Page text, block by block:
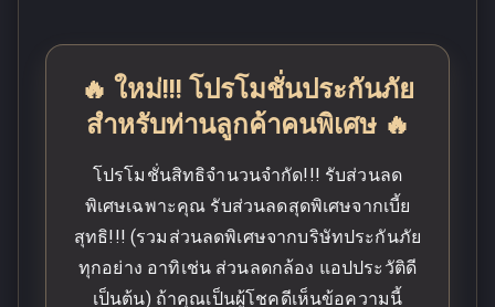
🔥 ใหม่!!! โปรโมชั่นประกันภัย
สำหรับท่านลูกค้าคนพิเศษ 🔥
โปรโมชั่นสิทธิจำนวนจำกัด!!! รับส่วนลด
พิเศษเฉพาะคุณ รับส่วนลดสุดพิเศษจากเบี้ย
สุทธิ!!! (รวมส่วนลดพิเศษจากบริษัทประกันภัย
ทุกอย่าง อาทิเช่น ส่วนลดกล้อง แอปประวัติดี
เป็นต้น) ถ้าคุณเป็นผู้โชคดีเห็นข้อความนี้